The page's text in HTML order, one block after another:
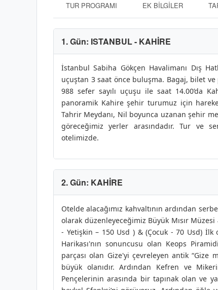
TUR PROGRAMI EK BİLGİLER
1. Gün: ISTANBUL - KAHİRE
İstanbul Sabiha Gökçen Havalimanı Dış
uçuştan 3 saat önce buluşma. Bagaj, bilet ve
988 sefer sayılı uçuşu ile saat 14.00’da
panoramik Kahire şehir turumuz için
Tahrir Meydanı, Nil boyunca uzanan şehir
göreceğimiz yerler arasındadır. Tur ve
otelimizde.
2. Gün: KAHİRE
Otelde alacağımız kahvaltının ardından
olarak düzenleyeceğimiz Büyük Mısır
- Yetişkin – 150 Usd ) & (Çocuk - 70 Usd) İlk
Harikası'nın sonuncusu olan Keops
parçası olan Gize'yi çevreleyen antik
büyük olanıdır. Ardından Kefren ve
Pençelerinin arasında bir tapınak olan ve